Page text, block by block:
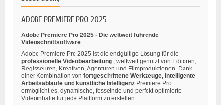
ADOBE PREMIERE PRO 2025
Adobe Premiere Pro 2025 - Die weltweit führende
Videoschnittsoftware
Adobe Premiere Pro 2025 ist die endgültige Lösung für die
professionelle Videobearbeitung
, weltweit genutzt von Editoren,
Regisseuren, Kreativen, Agenturen und Filmproduktionen. Dank
einer Kombination von fortgeschrittene Werkzeuge, intelligente
Arbeitsabläufe und künstliche Intelligenz Premiere Pro
ermöglicht es, dynamische, fesselnde und perfekt optimierte
Videoinhalte für jede Plattform zu erstellen.